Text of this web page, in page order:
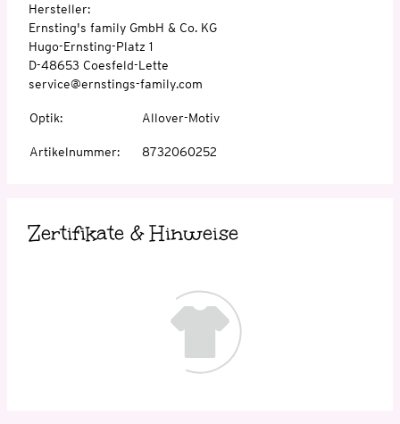
Hersteller:
Ernsting's family GmbH & Co. KG
Hugo-Ernsting-Platz 1
D-48653 Coesfeld-Lette
service@ernstings-family.com
Optik: Allover-Motiv
Artikelnummer: 8732060252
Zertifikate & Hinweise